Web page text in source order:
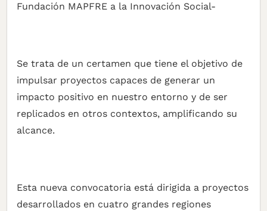
Fundación MAPFRE a la Innovación Social-
Se trata de un certamen que tiene el objetivo de
impulsar proyectos capaces de generar un
impacto positivo en nuestro entorno y de ser
replicados en otros contextos, amplificando su
alcance.
Esta nueva convocatoria está dirigida a proyectos
desarrollados en cuatro grandes regiones